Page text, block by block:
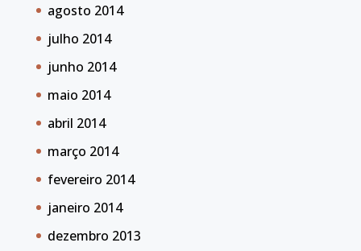
agosto 2014
julho 2014
junho 2014
maio 2014
abril 2014
março 2014
fevereiro 2014
janeiro 2014
dezembro 2013